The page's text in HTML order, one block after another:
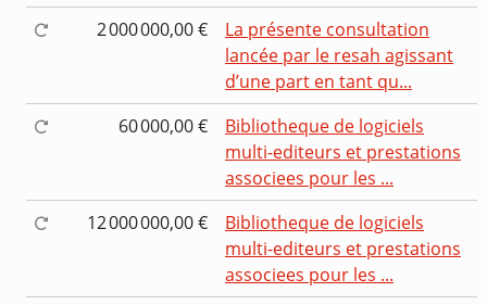
2 000 000,00 €
La présente consultation
lancée par le resah agissant
d’une part en tant qu...
60 000,00 €
Bibliotheque de logiciels
multi-editeurs et prestations
associees pour les ...
12 000 000,00 €
Bibliotheque de logiciels
multi-editeurs et prestations
associees pour les ...